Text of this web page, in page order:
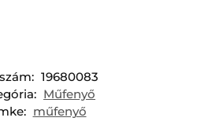
19680083
Műfenyő
műfenyő